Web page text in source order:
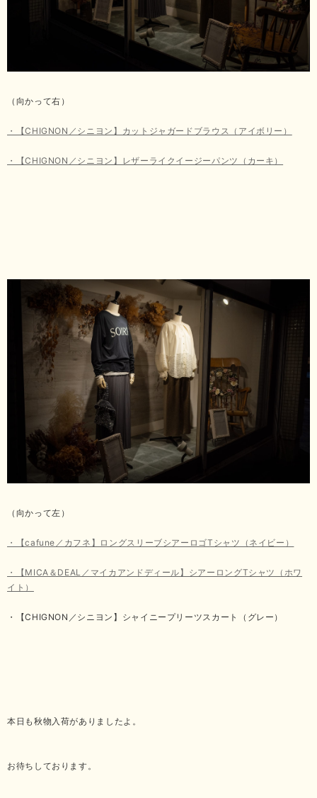
（向かって右）
・【CHIGNON／シニヨン】カットジャガードブラウス（アイボリー）
・【CHIGNON／シニヨン】レザーライクイージーパンツ（カーキ）
（向かって左）
・【cafune／カフネ】ロングスリーブシアーロゴTシャツ（ネイビー）
・【MICA＆DEAL／マイカアンドディール】シアーロングTシャツ（ホワ
イト）
・【CHIGNON／シニヨン】シャイニープリーツスカート（グレー）
本日も秋物入荷がありましたよ。
お待ちしております。